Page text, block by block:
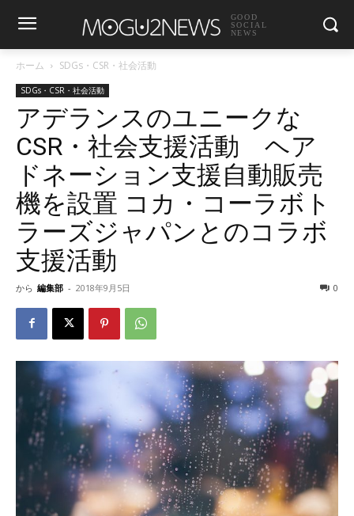
GOOD
SOCIAL
NEWS
ホーム SDGs・CSR・社会活動
SDGs・CSR・社会活動
アデランスのユニークな
CSR・社会支援活動 ヘア
ドネーション支援自動販売
機を設置 コカ・コーラボト
ラーズジャパンとのコラボ
支援活動
から 編集部 - 2018年9月5日 0